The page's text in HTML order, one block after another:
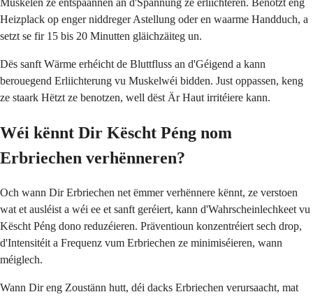
Muskelen ze entspaannen an d'Spannung ze erliichteren. Benotzt eng
Heizplack op enger niddreger Astellung oder en waarme Handduch, a
setzt se fir 15 bis 20 Minutten gläichzäiteg un.
Dës sanft Wärme erhéicht de Bluttfluss an d'Géigend a kann
berouegend Erliichterung vu Muskelwéi bidden. Just oppassen, keng
ze staark Hëtzt ze benotzen, well dëst Är Haut irritéiere kann.
Wéi kënnt Dir Këscht Péng nom
Erbriechen verhënneren?
Och wann Dir Erbriechen net ëmmer verhënnere kënnt, ze verstoen
wat et ausléist a wéi ee et sanft geréiert, kann d'Wahrscheinlechkeet vu
Këscht Péng dono reduzéieren. Präventioun konzentréiert sech drop,
d'Intensitéit a Frequenz vum Erbriechen ze minimiséieren, wann
méiglech.
Wann Dir eng Zoustänn hutt, déi dacks Erbriechen verursaacht, mat